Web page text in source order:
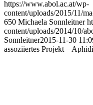
https://www.abol.ac.at/wp-
content/uploads/2015/11/
650 Michaela Sonnleitner
content/uploads/2014/10/
Sonnleitner2015-11-30
assoziiertes Projekt –